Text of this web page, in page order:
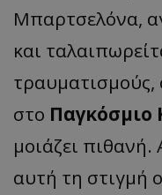
Μπαρτσελόνα,
και
στο Παγκόσμιο
μοιάζει πιθανή.
αυτή τη στιγμή